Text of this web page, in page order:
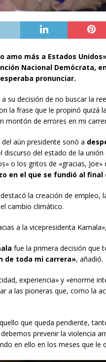
amo más a Estados
Nacional Demócrata,
pronunciar.
su decisión de no buscar la
la frase que le propinó quizá
montón de errores en mi
aún presidente sonó a
discurso del estado de la
o los gritos de «gracias,
en el que se fundió al final
la creación de empleo,
cambio climático.
a la vicepresidenta
fue la primera decisión que
de toda mi carrera», añadió.
experiencia» y «enorme
a las pioneras que, como la
que queda pendiente,
prevenir la violencia
en ello en los meses que le